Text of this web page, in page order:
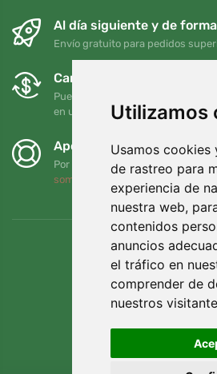
Utilizamos
Usamos cookies
de rastreo para
experiencia de
nuestra web,
contenidos
anuncios
el tráfico en
comprender de
nuestros
Al día siguiente y de
Envío gratuito para pedidos
Cambios y devoluciones
Puede devolver o cambiar su
en un plazo de 90 días
Apoyamos a Trees.org
Por cada pedido plantamos un
somos